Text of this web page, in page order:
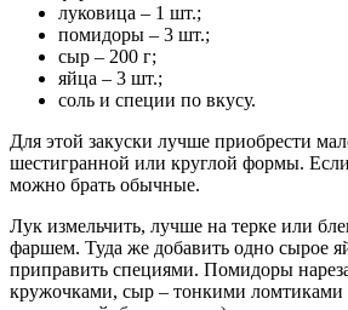
луковица – 1 шт.;
помидоры – 3 шт.;
сыр – 200 г;
яйца – 3 шт.;
соль и специи по вкусу.
Для этой закуски лучше приобрести
шестигранной или круглой формы. Если
можно брать обычные.
Лук измельчить, лучше на терке или
фаршем. Туда же добавить одно сырое
приправить специями. Помидоры
кружочками, сыр – тонкими ломтиками